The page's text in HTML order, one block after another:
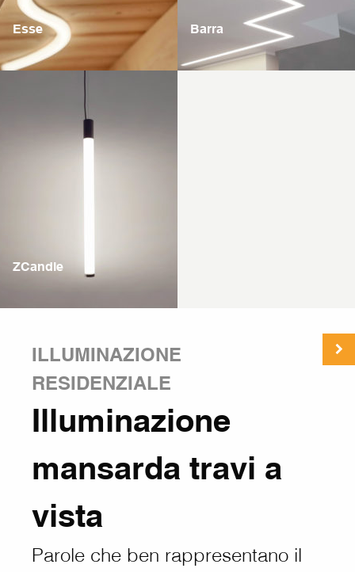
Esse Barra
ZCandle
ILLUMINAZIONE
RESIDENZIALE
Illuminazione
mansarda travi a
vista
Parole che ben rappresentano il